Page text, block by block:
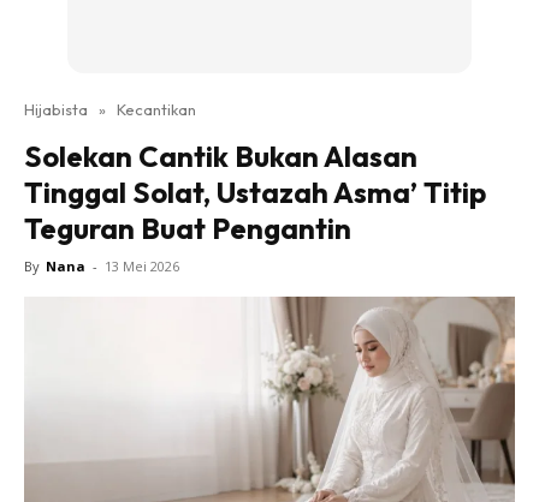
Hijabista » Kecantikan
Solekan Cantik Bukan Alasan
Tinggal Solat, Ustazah Asma’ Titip
Teguran Buat Pengantin
By Nana - 13 Mei 2026